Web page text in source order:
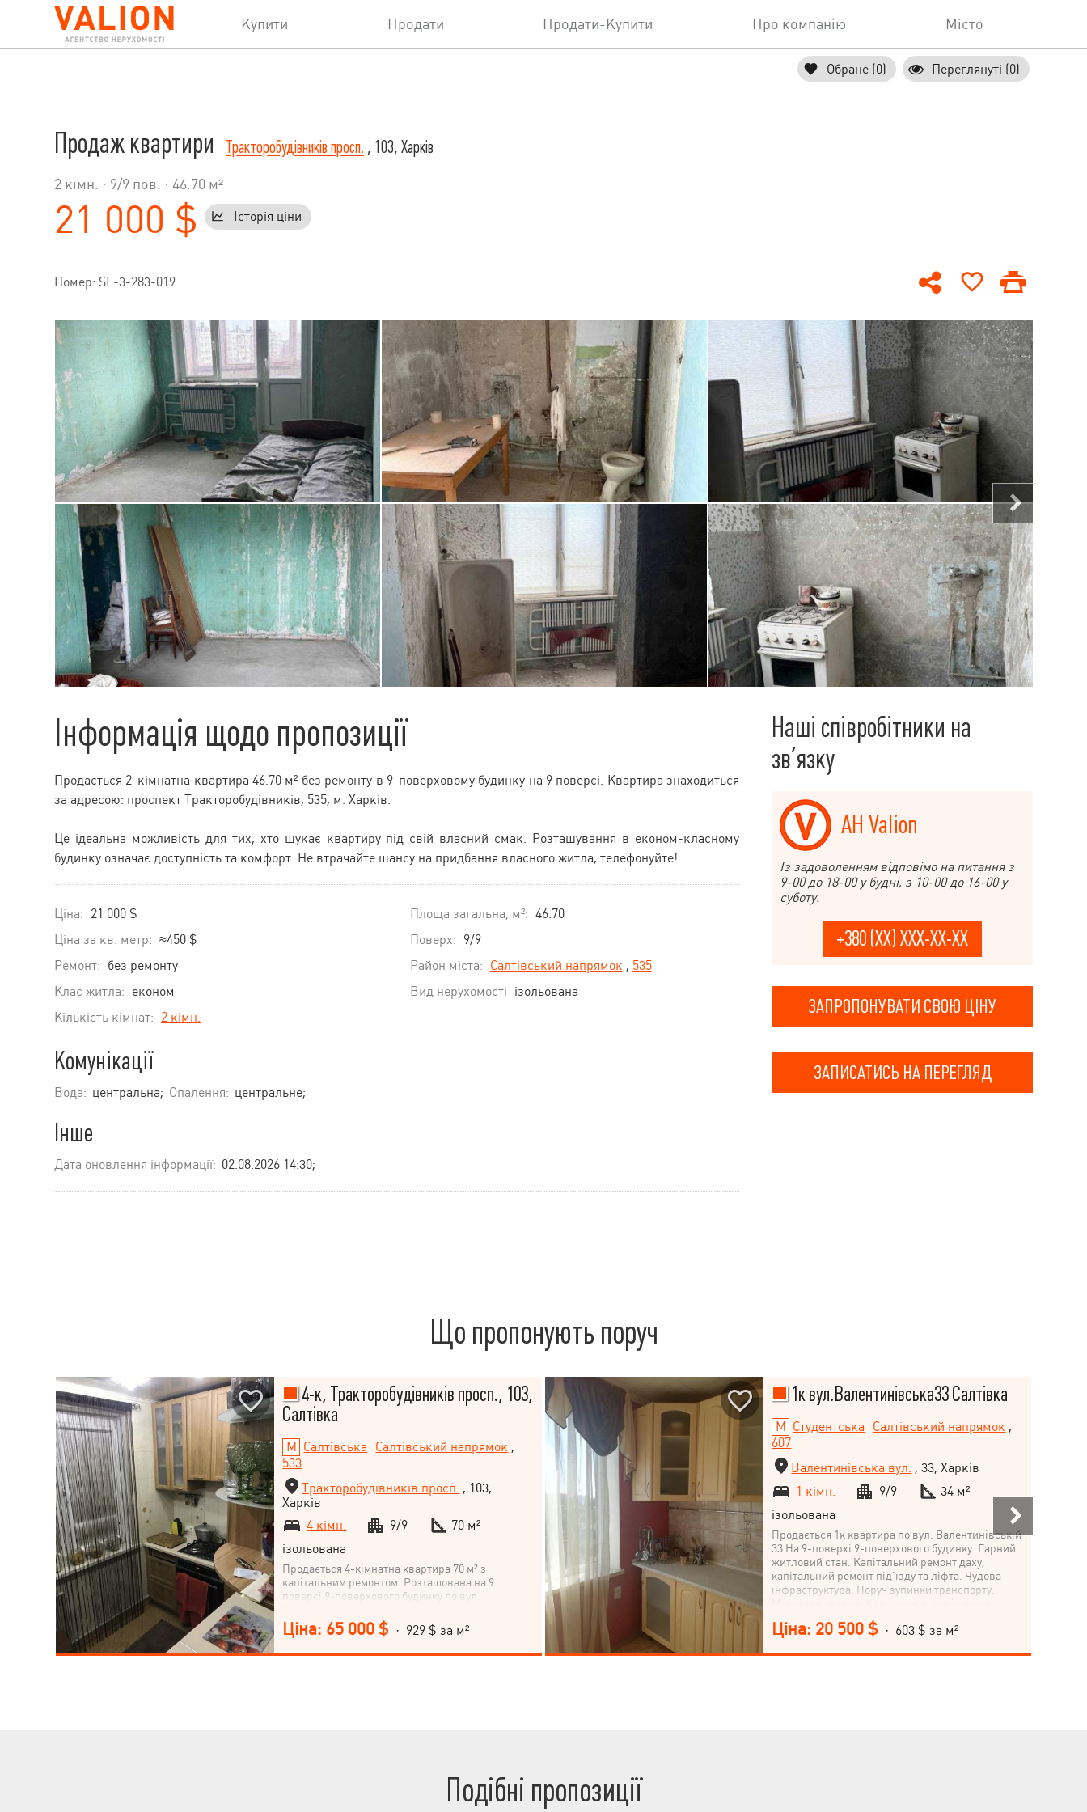
Купити Продати Продати-Купити Про компанію Місто
Обране (0) Переглянуті (0)
Продаж квартири Тракторобудівників просп. , 103, Харків
2 кімн. · 9/9 пов. · 46.70 м²
21 000 $ Історія ціни
Номер: SF-3-283-019
Інформація щодо пропозиції
Продається 2-кімнатна квартира 46.70 м² без ремонту в 9-поверховому будинку на 9 поверсі. Квартира знаходиться
за адресою: проспект Тракторобудівників, 535, м. Харків.
Це ідеальна можливість для тих, хто шукає квартиру під свій власний смак. Розташування в економ-класному
будинку означає доступність та комфорт. Не втрачайте шансу на придбання власного житла, телефонуйте!
Ціна: 21 000 $
Ціна за кв. метр: ≈450 $
Ремонт: без ремонту
Клас житла: економ
Кількість кімнат: 2 кімн.
Площа загальна, м²: 46.70
Поверх: 9/9
Район міста: Салтівський напрямок , 535
Вид нерухомості ізольована
Комунікації
Вода: центральна; Опалення: центральне;
Інше
Дата оновлення інформації: 02.08.2026 14:30;
Наші співробітники на
зв’язку
АН Valion
Із задоволенням відповімо на питання з
9-00 до 18-00 у будні, з 10-00 до 16-00 у
суботу.
+380 (XX) XXX-XX-XX
ЗАПРОПОНУВАТИ СВОЮ ЦІНУ
ЗАПИСАТИСЬ НА ПЕРЕГЛЯД
Що пропонують поруч
4-к, Тракторобудівників просп., 103,
Салтівка
Салтівська Салтівський напрямок ,
533
Тракторобудівників просп. , 103,
Харків
4 кімн.
9/9
70 м²
ізольована
Продається 4-кімнатна квартира 70 м² з
капітальним ремонтом. Розташована на 9
поверсі 9-поверхового будинку по вул.
Салтівська, Харків. Кухня 7 м². Квартира
економ-класу. Телефонуйте зараз, щоб придбати
цю затишну квартиру для себе та своєї сім'ї!
Ціна: 65 000 $ · 929 $ за м²
1к вул.Валентинівська33 Салтівка
Студентська Салтівський напрямок ,
607
Валентинівська вул. , 33, Харків
1 кімн.
9/9
34 м²
ізольована
Продається 1к квартира по вул. Валентинівській
33 На 9-поверхі 9-поверхового будинку. Гарний
житловий стан. Капітальний ремонт даху,
капітальний ремонт під'їзду та ліфта. Чудова
інфраструктура. Поруч зупинки транспорту.
пішки. Гарний, зелений район.
Ціна: 20 500 $ · 603 $ за м²
Подібні пропозиції